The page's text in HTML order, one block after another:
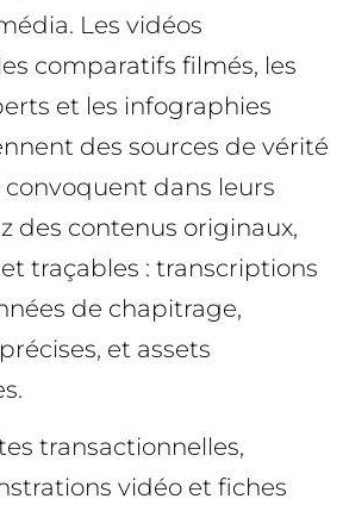
Les vidéos
comparatifs filmés, les
et les infographies
des sources de vérité
dans leurs
des contenus originaux,
traçables : transcriptions
de chapitrage,
et assets
transactionnelles,
vidéo et fiches